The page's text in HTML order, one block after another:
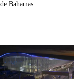
de Bahamas